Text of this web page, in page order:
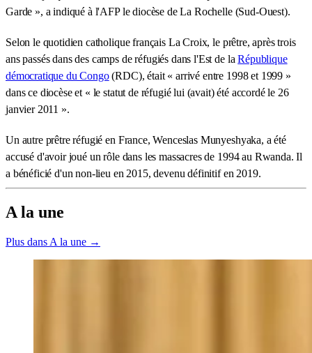
Garde », a indiqué à l'AFP le diocèse de La Rochelle (Sud-Ouest).
Selon le quotidien catholique français La Croix, le prêtre, après trois
ans passés dans des camps de réfugiés dans l'Est de laRépublique
démocratique du Congo(RDC), était « arrivé entre 1998 et 1999 »
dans ce diocèse et « le statut de réfugié lui (avait) été accordé le 26
janvier 2011 ».
Un autre prêtre réfugié en France, Wenceslas Munyeshyaka, a été
accusé d'avoir joué un rôle dans les massacres de 1994 au Rwanda. Il
a bénéficié d'un non-lieu en 2015, devenu définitif en 2019.
A la une
Plus dans A la une →